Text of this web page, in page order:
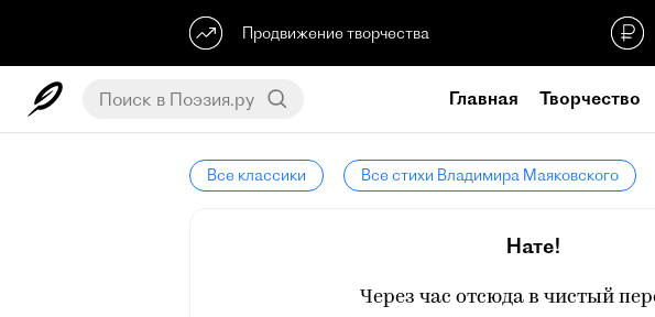
Продвижение творчества
Главная Творчество
Все классики Все стихи Владимира Маяковского
Нате!
Через час отсюда в чистый